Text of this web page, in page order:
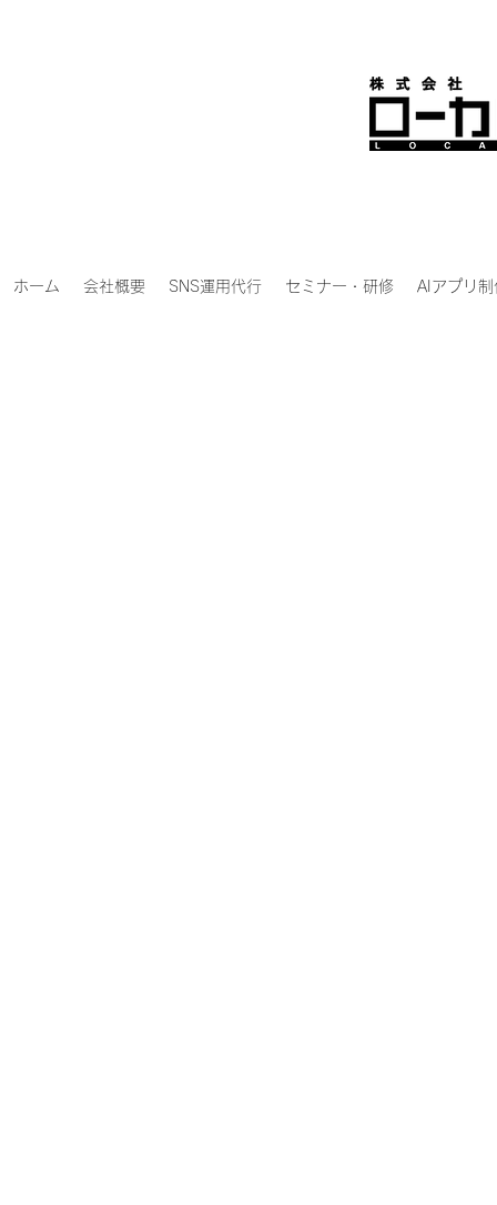
ホーム 会社概要 SNS運用代行 セミナー・研修 AIアプリ制